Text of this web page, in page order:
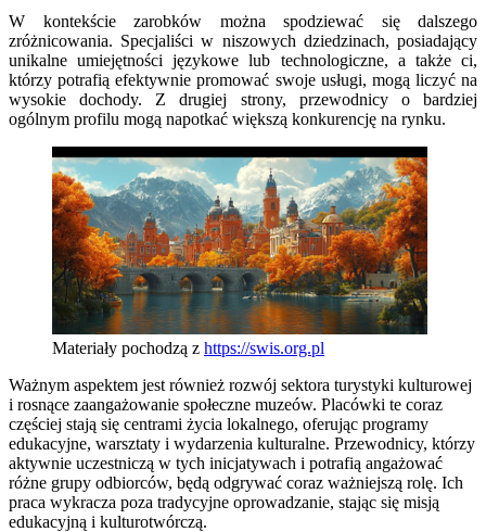
W kontekście zarobków można spodziewać się dalszego
zróżnicowania. Specjaliści w niszowych dziedzinach, posiadający
unikalne umiejętności językowe lub technologiczne, a także ci,
którzy potrafią efektywnie promować swoje usługi, mogą liczyć na
wysokie dochody. Z drugiej strony, przewodnicy o bardziej
ogólnym profilu mogą napotkać większą konkurencję na rynku.
Materiały pochodzą z https://swis.org.pl
Ważnym aspektem jest również rozwój sektora turystyki kulturowej
i rosnące zaangażowanie społeczne muzeów. Placówki te coraz
częściej stają się centrami życia lokalnego, oferując programy
edukacyjne, warsztaty i wydarzenia kulturalne. Przewodnicy, którzy
aktywnie uczestniczą w tych inicjatywach i potrafią angażować
różne grupy odbiorców, będą odgrywać coraz ważniejszą rolę. Ich
praca wykracza poza tradycyjne oprowadzanie, stając się misją
edukacyjną i kulturotwórczą.